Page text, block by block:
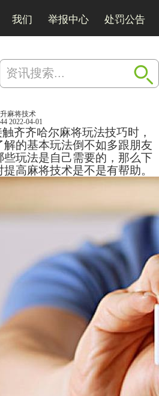
我们 举报中心 处罚公告
麻将技术
2022-04-01
齐齐哈尔麻将玩法技巧时，
的基本玩法倒不如多跟朋友
玩法是自己需要的，那么下
高麻将技术是不是有帮助。